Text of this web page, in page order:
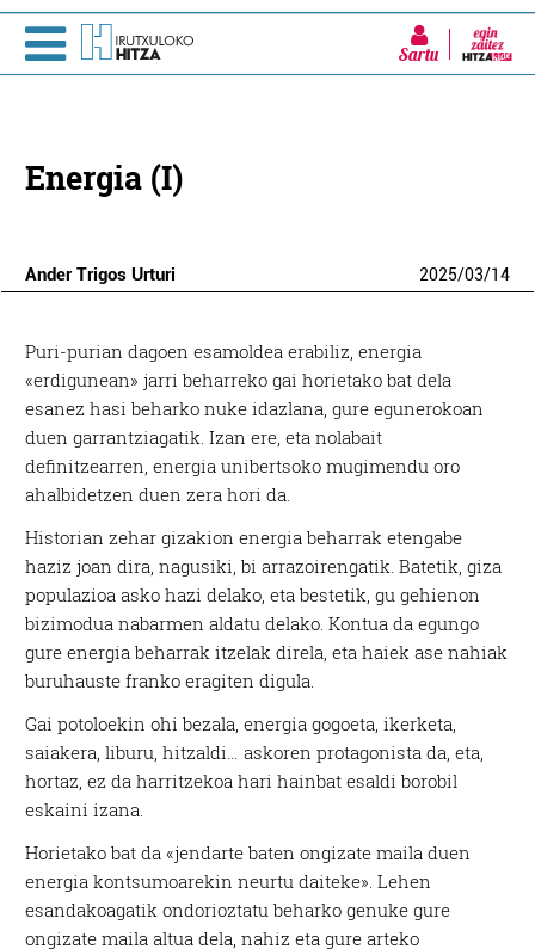
Sartu
Energia (I)
Ander Trigos Urturi 2025/03/14
Puri-purian dagoen esamoldea erabiliz, energia
«erdigunean» jarri beharreko gai horietako bat dela
esanez hasi beharko nuke idazlana, gure egunerokoan
duen garrantziagatik. Izan ere, eta nolabait
definitzearren, energia unibertsoko mugimendu oro
ahalbidetzen duen zera hori da.
Historian zehar gizakion energia beharrak etengabe
haziz joan dira, nagusiki, bi arrazoirengatik. Batetik, giza
populazioa asko hazi delako, eta bestetik, gu gehienon
bizimodua nabarmen aldatu delako. Kontua da egungo
gure energia beharrak itzelak direla, eta haiek ase nahiak
buruhauste franko eragiten digula.
Gai potoloekin ohi bezala, energia gogoeta, ikerketa,
saiakera, liburu, hitzaldi… askoren protagonista da, eta,
hortaz, ez da harritzekoa hari hainbat esaldi borobil
eskaini izana.
Horietako bat da «jendarte baten ongizate maila duen
energia kontsumoarekin neurtu daiteke». Lehen
esandakoagatik ondorioztatu beharko genuke gure
ongizate maila altua dela, nahiz eta gure arteko